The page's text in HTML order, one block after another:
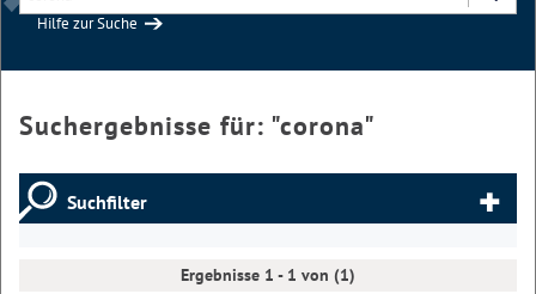
Hilfe zur Suche
Suchergebnisse für: "corona"
Suchfilter
Ergebnisse 1 - 1 von (1)